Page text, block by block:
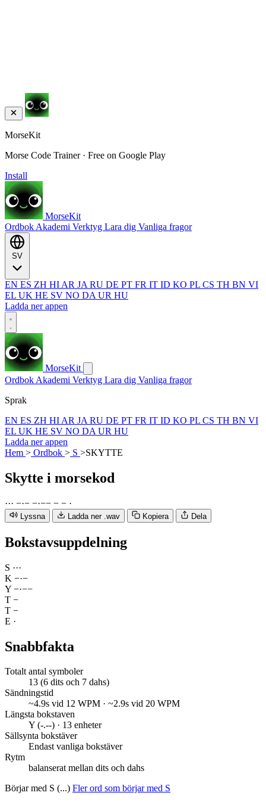
MorseKit
Morse Code Trainer · Free on Google Play
Install
MorseKit
Ordbok Akademi Verktyg Lara dig Vanliga fragor
EN ES ZH HI AR JA RU DE PT FR IT ID KO PL CS TH BN VI
EL UK HE SV NO DA UR HU
Ladda ner appen
MorseKit
Ordbok Akademi Verktyg Lara dig Vanliga fragor
Sprak
EN ES ZH HI AR JA RU DE PT FR IT ID KO PL CS TH BN VI
EL UK HE SV NO DA UR HU
Ladda ner appen
Hem > Ordbok > S >SKYTTE
Skytte i morsekod
··· −·− −·−− − − ·
Lyssna Ladda ner .wav Kopiera Dela
Bokstavsuppdelning
S ···
K −·−
Y −·−−
T −
T −
E ·
Snabbfakta
Totalt antal symboler
13 (6 dits och 7 dahs)
Sändningstid
~4.9s vid 12 WPM · ~2.9s vid 20 WPM
Längsta bokstaven
Y (-.--) · 13 enheter
Sällsynta bokstäver
Endast vanliga bokstäver
Rytm
balanserat mellan dits och dahs
Börjar med S (...) Fler ord som börjar med S